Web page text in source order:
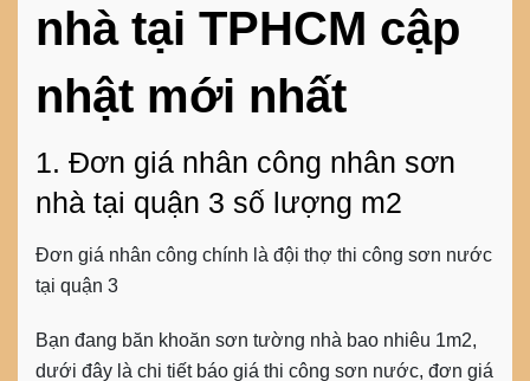
nhà tại TPHCM cập
nhật mới nhất
1. Đơn giá nhân công nhân sơn
nhà tại quận 3 số lượng m2
Đơn giá nhân công chính là đội thợ thi công sơn nước
tại quận 3
Bạn đang băn khoăn sơn tường nhà bao nhiêu 1m2,
dưới đây là chi tiết báo giá thi công sơn nước, đơn giá